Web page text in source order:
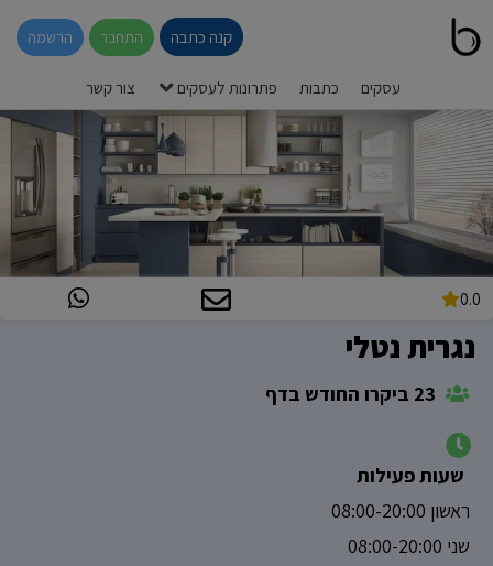
קנה כתבה התחבר הרשמה
עסקים כתבות פתרונות לעסקים צור קשר
0.0
נגרית נטלי
שעות פעילות
ראשון 08:00-20:00
שני 08:00-20:00